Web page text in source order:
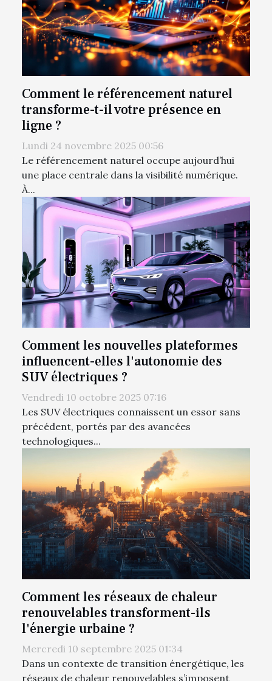
Comment le référencement naturel
transforme-t-il votre présence en
ligne ?
Lundi 24 novembre 2025 00:56
Le référencement naturel occupe aujourd’hui
une place centrale dans la visibilité numérique.
À...
Comment les nouvelles plateformes
influencent-elles l'autonomie des
SUV électriques ?
Vendredi 10 octobre 2025 07:16
Les SUV électriques connaissent un essor sans
précédent, portés par des avancées
technologiques...
Comment les réseaux de chaleur
renouvelables transforment-ils
l'énergie urbaine ?
Mercredi 10 septembre 2025 01:34
Dans un contexte de transition énergétique, les
réseaux de chaleur renouvelables s’imposent